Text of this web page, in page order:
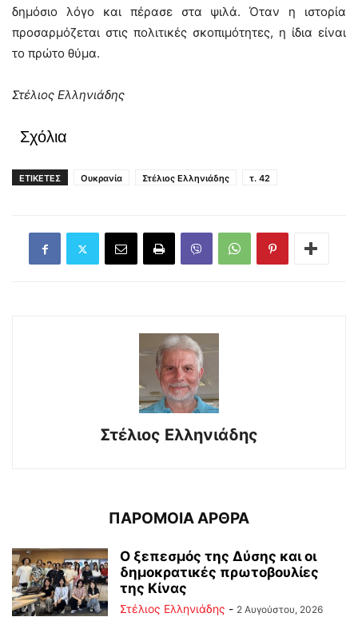
δημόσιο λόγο και πέρασε στα ψιλά. Όταν η ιστορία
προσαρμόζεται στις πολιτικές σκοπιμότητες, η ίδια είναι
το πρώτο θύμα.
Στέλιος Ελληνιάδης
Σχόλια
ΕΤΙΚΕΤΕΣ Ουκρανία Στέλιος Ελληνιάδης τ. 42
Στέλιος Ελληνιάδης
ΠΑΡΟΜΟΙΑ ΑΡΘΡΑ
Ο ξεπεσμός της Δύσης και οι
δημοκρατικές πρωτοβουλίες
της Κίνας
Στέλιος Ελληνιάδης - 2 Αυγούστου, 2026